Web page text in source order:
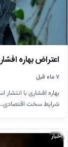
اعتراض بهاره
۷ ماه قبل
بهاره افشاری با
شرایط سخت
اخبار